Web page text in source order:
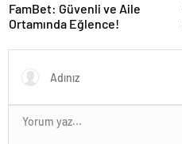
FamBet: Güvenli ve Aile
Ortamında Eğlence!